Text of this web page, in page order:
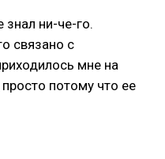
знал ни-че-го.
связано с
мне на
потому что ее